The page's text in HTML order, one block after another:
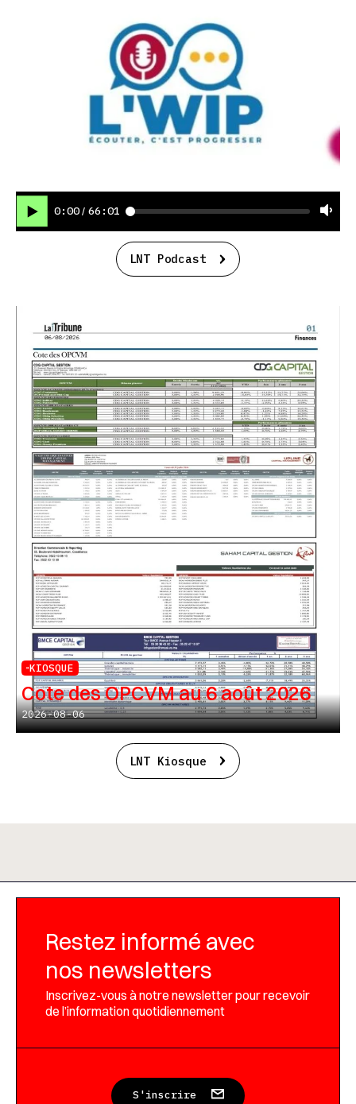
0:00 / 66:01
LNT Podcast
KIOSQUE
Cote des OPCVM au 6 août 2026
2026-08-06
LNT Kiosque
Restez informé avec
nos newsletters
Inscrivez-vous à notre newsletter pour recevoir
de l’information quotidiennement
S'inscrire